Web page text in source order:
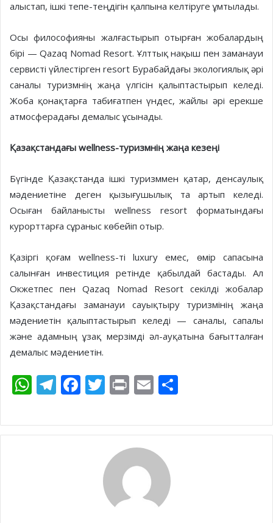
алыстап, ішкі тепе-теңдігін қалпына келтіруге ұмтылады.
Осы философияны жалғастырып отырған жобалардың
бірі — Qazaq Nomad Resort. Ұлттық нақыш пен заманауи
сервисті үйлестірген resort Бурабайдағы экологиялық әрі
саналы туризмнің жаңа үлгісін қалыптастырып келеді.
Жоба қонақтарға табиғатпен үндес, жайлы әрі ерекше
атмосферадағы демалыс ұсынады.
Қазақстандағы wellness-туризмнің жаңа кезеңі
Бүгінде Қазақстанда ішкі туризммен қатар, денсаулық
мәдениетіне деген қызығушылық та артып келеді.
Осыған байланысты wellness resort форматындағы
курорттарға сұраныс көбейіп отыр.
Қазіргі қоғам wellness-ті luxury емес, өмір сапасына
салынған инвестиция ретінде қабылдай бастады. Ал
Окжетпес пен Qazaq Nomad Resort секілді жобалар
Қазақстандағы заманауи сауықтыру туризмінің жаңа
мәдениетін қалыптастырып келеді — саналы, сапалы
және адамның ұзақ мерзімді әл-ауқатына бағытталған
демалыс мәдениетін.
W
at
s
T
e
gr
F
e
b
T
itt
er
Pr
t
E
ai
l
ar
e